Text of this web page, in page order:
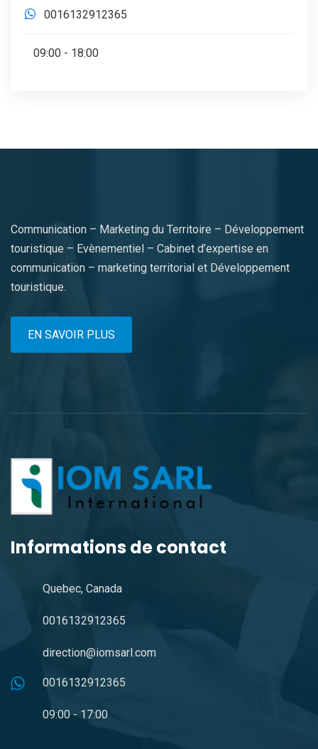
0016132912365
09:00 - 18:00
Communication – Marketing du Territoire – Développement
touristique – Evènementiel – Cabinet d’expertise en
communication – marketing territorial et Développement
touristique.
EN SAVOIR PLUS
Informations de contact
Quebec, Canada
0016132912365
direction@iomsarl.com
0016132912365
09:00 - 17:00